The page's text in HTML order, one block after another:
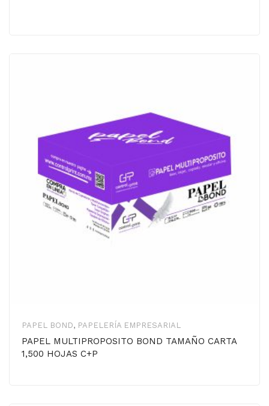
PAPEL BOND, PAPELERÍA EMPRESARIAL
PAPEL MULTIPROPOSITO BOND TAMAÑO CARTA
1,500 HOJAS C+P